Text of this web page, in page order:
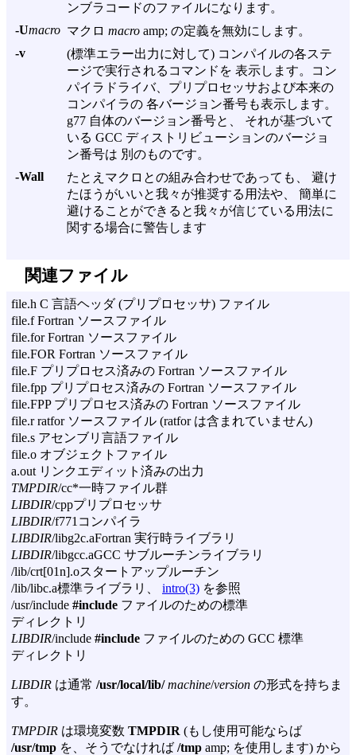
ンブラコードのファイルになります。
-Umacro マクロ macro amp; の定義を無効にします。
-v
(標準エラー出力に対して) コンパイルの各ステ
ージで実行されるコマンドを 表示します。コン
パイラドライバ、プリプロセッサおよび本来の
コンパイラの 各バージョン番号も表示します。
g77 自体のバージョン番号と、 それが基づいて
いる GCC ディストリビューションのバージョ
ン番号は 別のものです。
-Wall
たとえマクロとの組み合わせであっても、 避け
たほうがいいと我々が推奨する用法や、 簡単に
避けることができると我々が信じている用法に
関する場合に警告します
関連ファイル
file.h C 言語ヘッダ (プリプロセッサ) ファイル
file.f Fortran ソースファイル
file.for Fortran ソースファイル
file.FOR Fortran ソースファイル
file.F プリプロセス済みの Fortran ソースファイル
file.fpp プリプロセス済みの Fortran ソースファイル
file.FPP プリプロセス済みの Fortran ソースファイル
file.r ratfor ソースファイル (ratfor は含まれていません)
file.s アセンブリ言語ファイル
file.o オブジェクトファイル
a.out リンクエディット済みの出力
TMPDIR/cc*一時ファイル群
LIBDIR/cppプリプロセッサ
LIBDIR/f771コンパイラ
LIBDIR/libg2c.aFortran 実行時ライブラリ
LIBDIR/libgcc.aGCC サブルーチンライブラリ
/lib/crt[01n].oスタートアップルーチン
/lib/libc.a標準ライブラリ、 intro(3) を参照
/usr/include #include ファイルのための標準
ディレクトリ
LIBDIR/include #include ファイルのための GCC 標準
ディレクトリ
LIBDIR は通常 /usr/local/lib/ machine/version の形式を持ちま
す。
TMPDIR は環境変数 TMPDIR (もし使用可能ならば
/usr/tmp を、そうでなければ /tmp amp; を使用します) から